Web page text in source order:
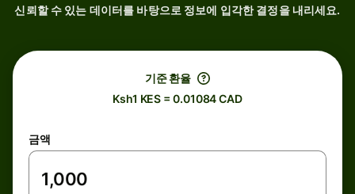
신뢰할 수 있는 데이터를 바탕으로 정보에 입각한 결정을 내리세요.
기준 환율
Ksh1 KES = 0.01084 CAD
금액